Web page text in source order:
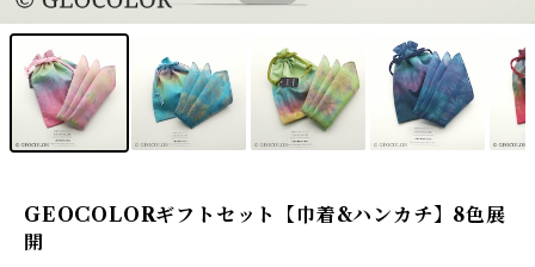
GEOCOLORギフトセット【巾着&ハンカチ】8色展
開